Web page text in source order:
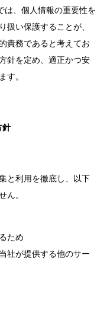
は、個人情報の重要性を
扱い保護することが、
責務であると考えてお
針を定め、適正かつ安
す。
針
と利用を徹底し、以下
ん。
ため
社が提供する他のサー